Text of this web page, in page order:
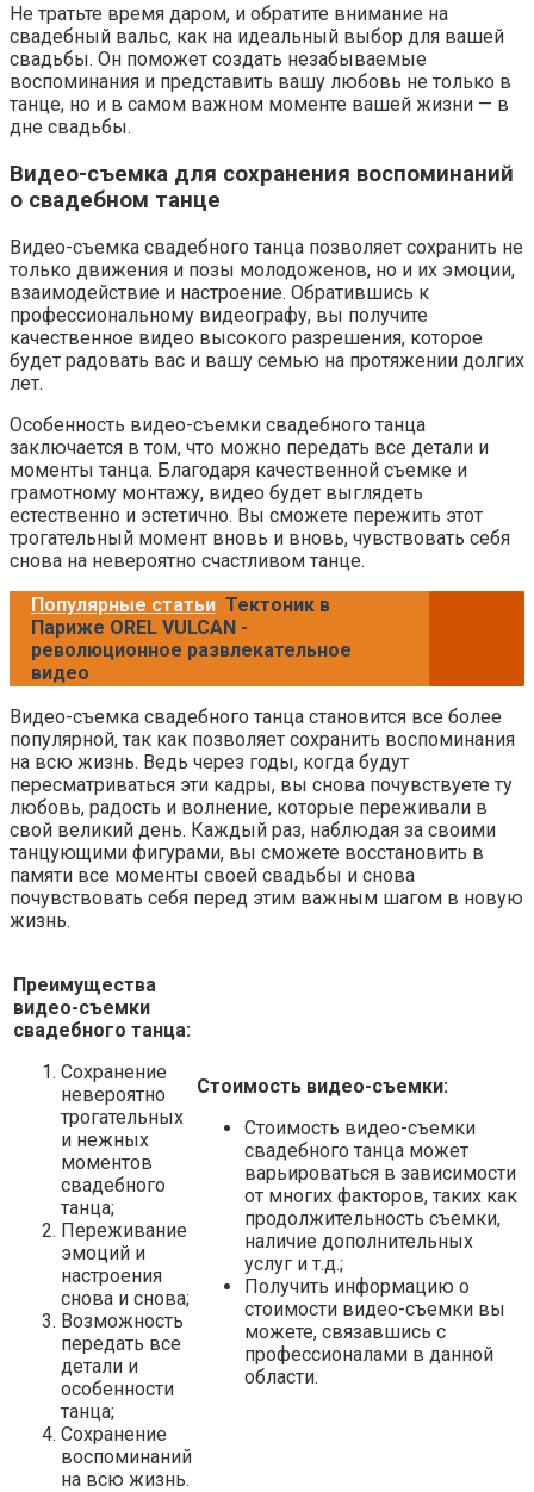
Не тратьте время даром, и обратите внимание на
свадебный вальс, как на идеальный выбор для вашей
свадьбы. Он поможет создать незабываемые
воспоминания и представить вашу любовь не только в
танце, но и в самом важном моменте вашей жизни — в
дне свадьбы.
Видео-съемка для сохранения воспоминаний
о свадебном танце
Видео-съемка свадебного танца позволяет сохранить не
только движения и позы молодоженов, но и их эмоции,
взаимодействие и настроение. Обратившись к
профессиональному видеографу, вы получите
качественное видео высокого разрешения, которое
будет радовать вас и вашу семью на протяжении долгих
лет.
Особенность видео-съемки свадебного танца
заключается в том, что можно передать все детали и
моменты танца. Благодаря качественной съемке и
грамотному монтажу, видео будет выглядеть
естественно и эстетично. Вы сможете пережить этот
трогательный момент вновь и вновь, чувствовать себя
снова на невероятно счастливом танце.
Популярные статьи Тектоник в
Париже OREL VULCAN -
революционное развлекательное
видео
Видео-съемка свадебного танца становится все более
популярной, так как позволяет сохранить воспоминания
на всю жизнь. Ведь через годы, когда будут
пересматриваться эти кадры, вы снова почувствуете ту
любовь, радость и волнение, которые переживали в
свой великий день. Каждый раз, наблюдая за своими
танцующими фигурами, вы сможете восстановить в
памяти все моменты своей свадьбы и снова
почувствовать себя перед этим важным шагом в новую
жизнь.
Преимущества
видео-съемки
свадебного танца:
Сохранение
невероятно
трогательных
и нежных
моментов
свадебного
танца;
Переживание
эмоций и
настроения
снова и снова;
Возможность
передать все
детали и
особенности
танца;
Сохранение
воспоминаний
на всю жизнь.
Стоимость видео-съемки:
Стоимость видео-съемки
свадебного танца может
варьироваться в зависимости
от многих факторов, таких как
продолжительность съемки,
наличие дополнительных
услуг и т.д.;
Получить информацию о
стоимости видео-съемки вы
можете, связавшись с
профессионалами в данной
области.